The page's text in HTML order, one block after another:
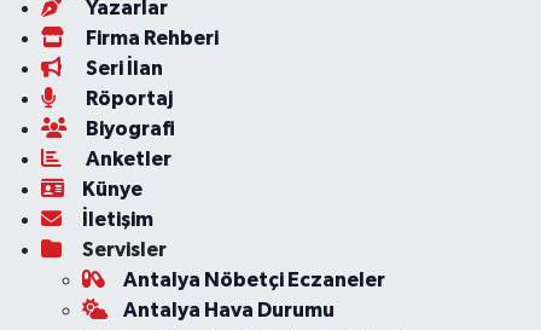
Yazarlar
Firma Rehberi
Seri İlan
Röportaj
Biyografi
Anketler
Künye
İletişim
Servisler
Antalya Nöbetçi Eczaneler
Antalya Hava Durumu